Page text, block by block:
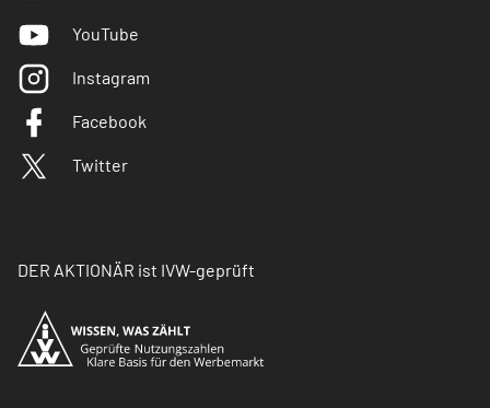
YouTube
Instagram
Facebook
Twitter
DER AKTIONÄR ist IVW-geprüft